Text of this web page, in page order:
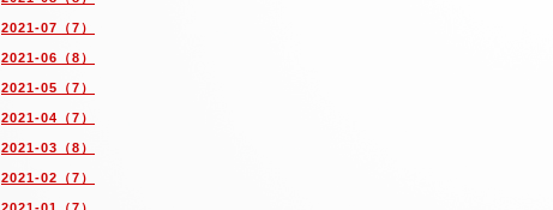
2021-07（7）
2021-06（8）
2021-05（7）
2021-04（7）
2021-03（8）
2021-02（7）